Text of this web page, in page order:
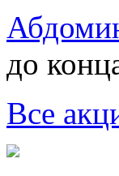
до
Все